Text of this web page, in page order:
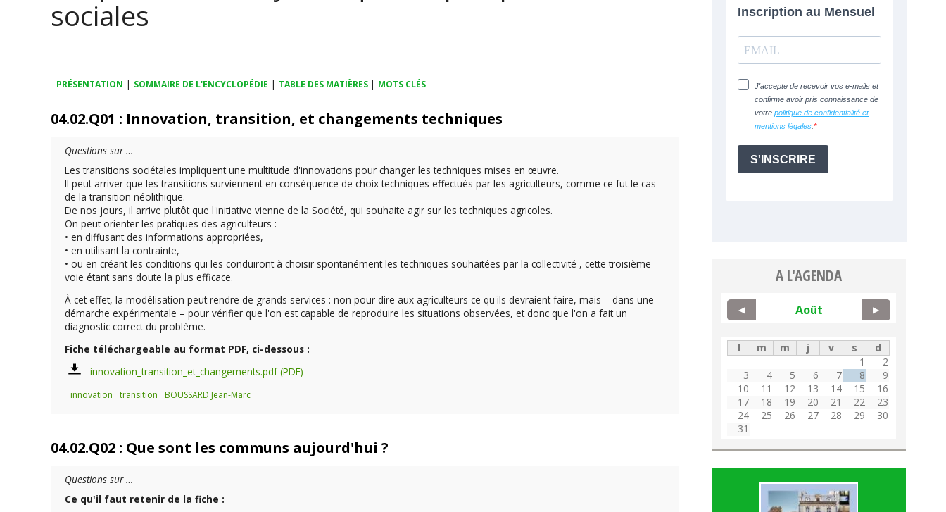
sociales
PRÉSENTATION | SOMMAIRE DE L'ENCYCLOPÉDIE | TABLE DES MATIÈRES | MOTS CLÉS
04.02.Q01 : Innovation, transition, et changements techniques
Questions sur …
Les transitions sociétales impliquent une multitude d'innovations pour changer les techniques mises en œuvre.
Il peut arriver que les transitions surviennent en conséquence de choix techniques effectués par les agriculteurs, comme ce fut le cas
de la transition néolithique.
De nos jours, il arrive plutôt que l'initiative vienne de la Société, qui souhaite agir sur les techniques agricoles.
On peut orienter les pratiques des agriculteurs :
• en diffusant des informations appropriées,
• en utilisant la contrainte,
• ou en créant les conditions qui les conduiront à choisir spontanément les techniques souhaitées par la collectivité , cette troisième
voie étant sans doute la plus efficace.
À cet effet, la modélisation peut rendre de grands services : non pour dire aux agriculteurs ce qu'ils devraient faire, mais – dans une
démarche expérimentale – pour vérifier que l'on est capable de reproduire les situations observées, et donc que l'on a fait un
diagnostic correct du problème.
Fiche téléchargeable au format PDF, ci-dessous :
innovation_transition_et_changements.pdf
innovation transition BOUSSARD Jean-Marc
04.02.Q02 : Que sont les communs aujourd'hui ?
Questions sur …
Ce qu'il faut retenir de la fiche :
A L'AGENDA
Août
◀ ▶
l m m j v s
d
1
2
3
4 5 6 7 8
9
10
11 12 13 14 15
16
17
18 19 20 21 22
23
24
25 26 27 28 29
30
31